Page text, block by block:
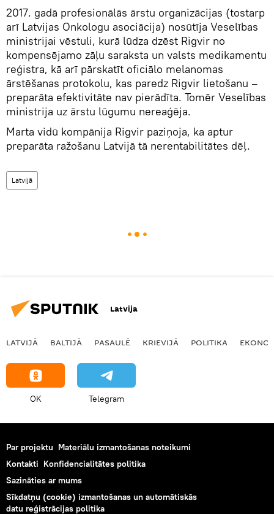
2017. gadā profesionālās ārstu organizācijas (tostarp
arī Latvijas Onkologu asociācija) nosūtīja Veselības
ministrijai vēstuli, kurā lūdza dzēst Rigvir no
kompensējamo zāļu saraksta un valsts medikamentu
reģistra, kā arī pārskatīt oficiālo melanomas
ārstēšanas protokolu, kas paredz Rigvir lietošanu –
preparāta efektivitāte nav pierādīta. Tomēr Veselības
ministrija uz ārstu lūgumu nereaģēja.
Marta vidū kompānija Rigvir paziņoja, ka aptur
preparāta ražošanu Latvijā tā nerentabilitātes dēļ.
Latvijā
Latvija
LATVIJĀ BALTIJĀ PASAULĒ KRIEVIJĀ POLITIKA
OK Telegram
Par projektu Materiālu izmantošanas noteikumi
Kontakti Konfidencialitātes politika
Sazināties ar mums
Sīkdatņu (cookie) izmantošanas un automātiskās
datu reģistrācijas politika